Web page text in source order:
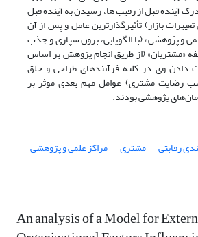
آینده قبل از رقیب ها، رسیدن به آینده قبل
بازار) تأثیرگذارترین عامل و پس از آن
و پژوهشی» (با الگویابی، برون سپاری و جذب
«مشتریان» (از طریق انجام پژوهش بر اساس
دادن وی در کلیه فرآیندهای طراحی و خلق
رضایت مشتری) عوامل مهم بعدی موثر بر
پژوهشی بودند.
رقابتی مشتری مراکز علمی و پژوهشی
An analysis of a Model for